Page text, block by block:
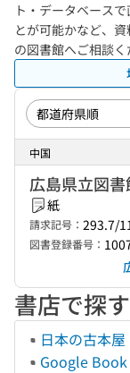
ト・データベース
とが可能かなど、
の図書館へご相談
中国
広島県立図書
紙
請求記号： 293.7/
図書登録番号：
書店で探す
日本の古本屋
Google